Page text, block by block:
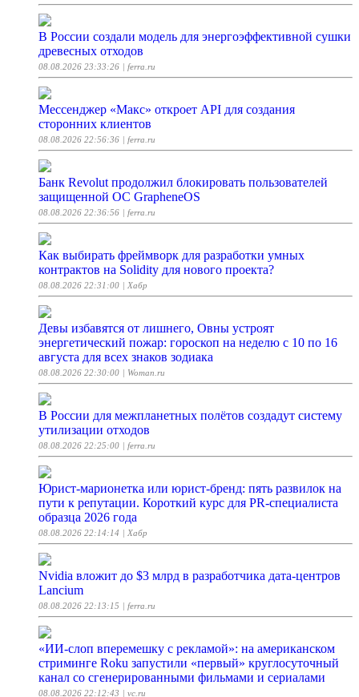
В России создали модель для энергоэффективной сушки
древесных отходов
08.08.2026 23:33:26 | ferra.ru
Мессенджер «Макс» откроет API для создания
сторонних клиентов
08.08.2026 22:56:36 | ferra.ru
Банк Revolut продолжил блокировать пользователей
защищенной ОС GrapheneOS
08.08.2026 22:36:56 | ferra.ru
Как выбирать фреймворк для разработки умных
контрактов на Solidity для нового проекта?
08.08.2026 22:31:00 | Хабр
Девы избавятся от лишнего, Овны устроят
энергетический пожар: гороскоп на неделю с 10 по 16
августа для всех знаков зодиака
08.08.2026 22:30:00 | Woman.ru
В России для межпланетных полётов создадут систему
утилизации отходов
08.08.2026 22:25:00 | ferra.ru
Юрист-марионетка или юрист-бренд: пять развилок на
пути к репутации. Короткий курс для PR-специалиста
образца 2026 года
08.08.2026 22:14:14 | Хабр
Nvidia вложит до $3 млрд в разработчика дата-центров
Lancium
08.08.2026 22:13:15 | ferra.ru
«ИИ-слоп вперемешку с рекламой»: на американском
стриминге Roku запустили «первый» круглосуточный
канал со сгенерированными фильмами и сериалами
08.08.2026 22:12:43 | vc.ru